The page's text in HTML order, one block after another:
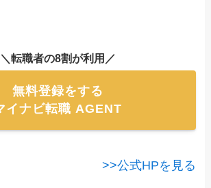
＼転職者の8割が利用／
無料登録をする
イナビ転職 AGENT
>>公式HPを見る